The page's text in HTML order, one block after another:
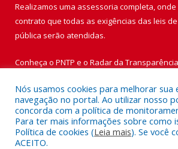
Realizamos uma assessoria completa,
contrato que todas as exigências das leis
pública serão atendidas.
Conheça o PNTP e o Radar da
Todos os direitos reservados a Prefeitura
Nazaré.
Nós usamos cookies para melhorar sua
navegação no portal. Ao utilizar nosso
concorda com a política de
Para ter mais informações sobre como
Política de cookies (Leia mais). Se você
ACEITO.